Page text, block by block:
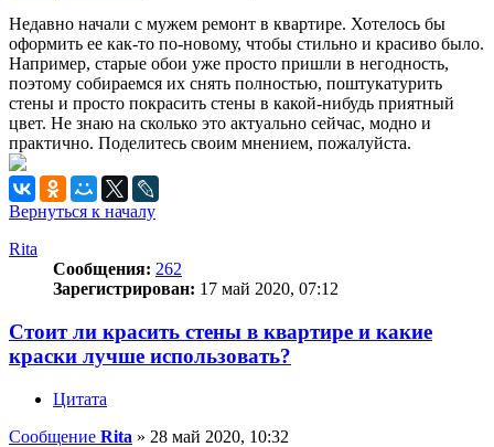
Недавно начали с мужем ремонт в квартире. Хотелось бы
оформить ее как-то по-новому, чтобы стильно и красиво было.
Например, старые обои уже просто пришли в негодность,
поэтому собираемся их снять полностью, поштукатурить
стены и просто покрасить стены в какой-нибудь приятный
цвет. Не знаю на сколько это актуально сейчас, модно и
практично. Поделитесь своим мнением, пожалуйста.
Вернуться к началу
Rita
Сообщения: 262
Зарегистрирован: 17 май 2020, 07:12
Стоит ли красить стены в квартире и какие
краски лучше использовать?
Цитата
Сообщение Rita » 28 май 2020, 10:32